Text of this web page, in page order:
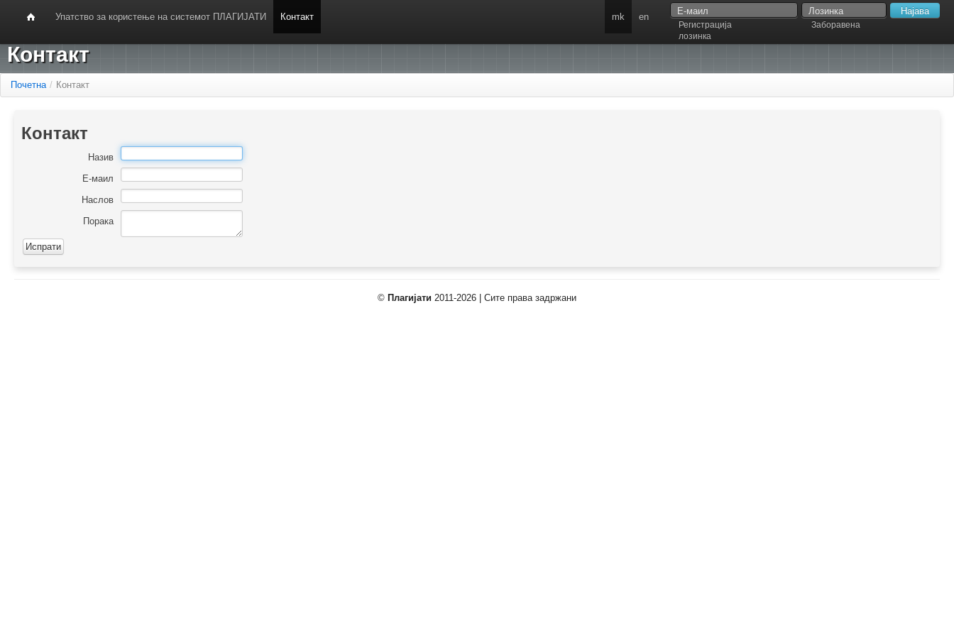
Упатство за користење на системот ПЛАГИЈАТИ Контакт
Регистрација
Заборавена
лозинка
mk en
Контакт
Почетна / Контакт
Контакт
Назив
Е-маил
Наслов
Порака
© Плагијати 2011-2026 | Сите права задржани